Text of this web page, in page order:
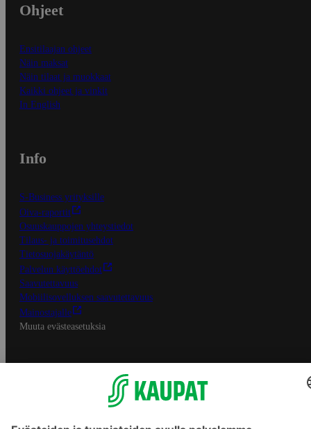
Ohjeet
Ensitilaajan ohjeet
Näin maksat
Näin tilaat ja muokkaat
Kaikki ohjeet ja vinkit
In English
Info
S-Business yrityksille
Oiva-raportit
Osuuskauppojen yhteystiedot
Tilaus- ja toimitusehdot
Tietosuojakäytäntö
Palvelun käyttöehdot
Saavutettavuus
Mobiilisovelluksen saavutettavuus
Mainostajalle
Muuta evästeasetuksia
S-ryhmän palvelut